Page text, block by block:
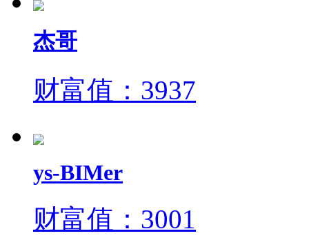
杰哥
财富值：3937
ys-BIMer
财富值：3001